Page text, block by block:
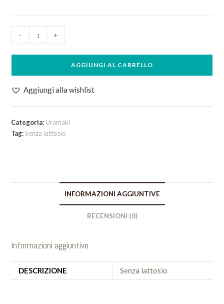
Ika
Croquette
- +
AGGIUNGI AL CARRELLO
Aggiungi alla wishlist
Categoria: Uramaki
Tag:Senza lattosio
INFORMAZIONI AGGIUNTIVE
RECENSIONI (0)
Informazioni aggiuntive
DESCRIZIONE Senza lattosio